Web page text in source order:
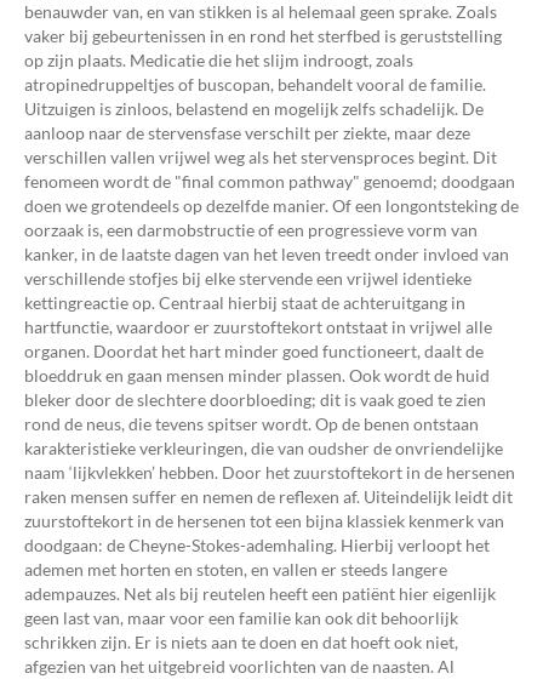
benauwder van, en van stikken is al helemaal geen sprake. Zoals
vaker bij gebeurtenissen in en rond het sterfbed is geruststelling
op zijn plaats. Medicatie die het slijm indroogt, zoals
atropinedruppeltjes of buscopan, behandelt vooral de familie.
Uitzuigen is zinloos, belastend en mogelijk zelfs schadelijk. De
aanloop naar de stervensfase verschilt per ziekte, maar deze
verschillen vallen vrijwel weg als het stervensproces begint. Dit
fenomeen wordt de "final common pathway" genoemd; doodgaan
doen we grotendeels op dezelfde manier. Of een longontsteking de
oorzaak is, een darmobstructie of een progressieve vorm van
kanker, in de laatste dagen van het leven treedt onder invloed van
verschillende stofjes bij elke stervende een vrijwel identieke
kettingreactie op. Centraal hierbij staat de achteruitgang in
hartfunctie, waardoor er zuurstoftekort ontstaat in vrijwel alle
organen. Doordat het hart minder goed functioneert, daalt de
bloeddruk en gaan mensen minder plassen. Ook wordt de huid
bleker door de slechtere doorbloeding; dit is vaak goed te zien
rond de neus, die tevens spitser wordt. Op de benen ontstaan
karakteristieke verkleuringen, die van oudsher de onvriendelijke
naam ‘lijkvlekken’ hebben. Door het zuurstoftekort in de hersenen
raken mensen suffer en nemen de reflexen af. Uiteindelijk leidt dit
zuurstoftekort in de hersenen tot een bijna klassiek kenmerk van
doodgaan: de Cheyne-Stokes-ademhaling. Hierbij verloopt het
ademen met horten en stoten, en vallen er steeds langere
adempauzes. Net als bij reutelen heeft een patiënt hier eigenlijk
geen last van, maar voor een familie kan ook dit behoorlijk
schrikken zijn. Er is niets aan te doen en dat hoeft ook niet,
afgezien van het uitgebreid voorlichten van de naasten. Al